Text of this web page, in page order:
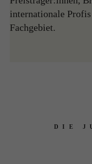
internationale
Fachgebiet.
DIE